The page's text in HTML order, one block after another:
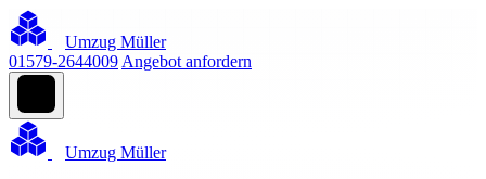
Umzug Müller
01579-2644009 Angebot anfordern
Umzug Müller